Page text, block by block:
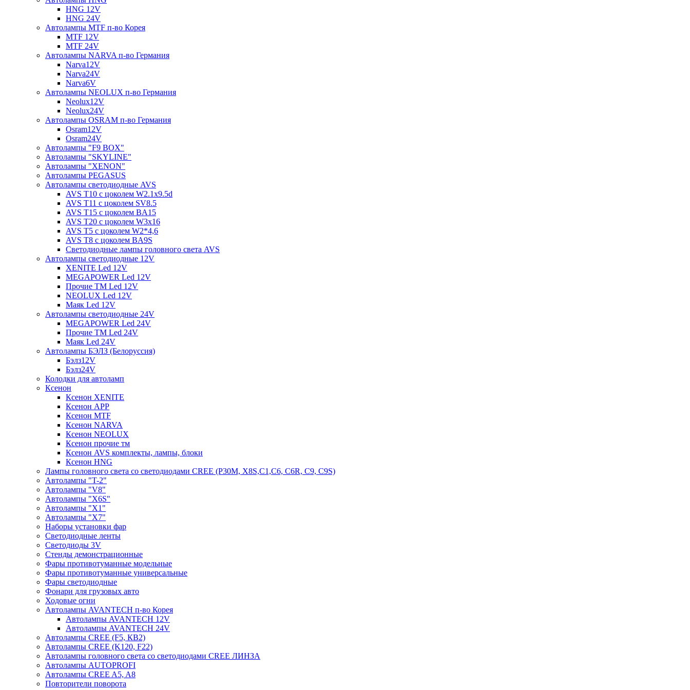
HNG 12V
HNG 24V
Автолампы MTF п-во Корея
MTF 12V
MTF 24V
Автолампы NARVA п-во Германия
Narva12V
Narva24V
Narva6V
Автолампы NEOLUX п-во Германия
Neolux12V
Neolux24V
Автолампы OSRAM п-во Германия
Osram12V
Osram24V
Автолампы "F9 BOX"
Автолампы "SKYLINE"
Автолампы "XENON"
Автолампы PEGASUS
Автолампы светодиодные AVS
AVS T10 с цоколем W2.1x9.5d
AVS T11 с цоколем SV8.5
AVS T15 с цоколем BA15
AVS T20 с цоколем W3x16
AVS T5 с цоколем W2*4,6
AVS T8 с цоколем BA9S
Светодиодные лампы головного света AVS
Автолампы светодиодные 12V
XENITE Led 12V
MEGAPOWER Led 12V
Прочие ТМ Led 12V
NEOLUX Led 12V
Маяк Led 12V
Автолампы светодиодные 24V
MEGAPOWER Led 24V
Прочие ТМ Led 24V
Маяк Led 24V
Автолампы БЭЛЗ (Белоруссия)
Бэлз12V
Бэлз24V
Колодки для автоламп
Ксенон
Ксенон XENITE
Ксенон APP
Ксенон MTF
Ксенон NARVA
Ксенон NEOLUX
Ксенон прочие тм
Ксенон AVS комплекты, лампы, блоки
Ксенон HNG
Лампы головного света со светодиодами CREE (P30M, X8S,С1,С6, С6R, С9, С9S)
Автолампы "T-2"
Автолампы "V8"
Автолампы "X6S"
Автолампы "Х1"
Автолампы "Х7"
Наборы установки фар
Светодиодные ленты
Светодиоды 3V
Стенды демонстрационные
Фары противотуманные модельные
Фары противотуманные универсальные
Фары светодиодные
Фонари для грузовых авто
Ходовые огни
Автолампы AVANTECH п-во Корея
Автолампы AVANTECH 12V
Автолампы AVANTECH 24V
Автолампы CREE (F5, КВ2)
Автолампы CREE (K120, F22)
Автолампы головного света со светодиодами CREE ЛИНЗА
Автолампы AUTOPROFI
Автолампы CREE A5, A8
Повторители поворота